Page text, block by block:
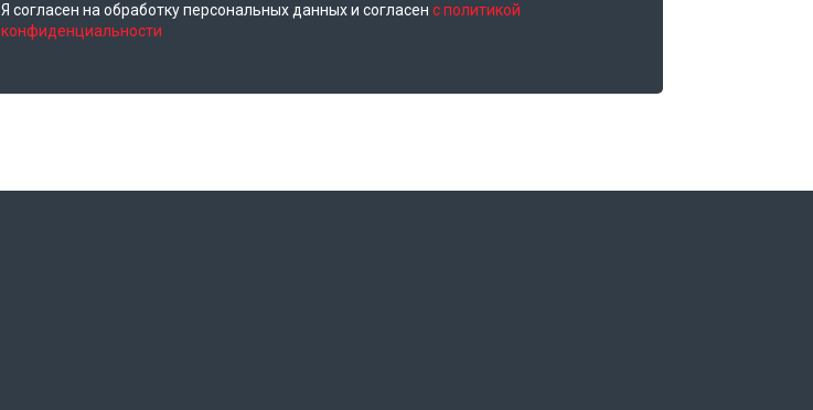
Я согласен на обработку персональных данных и согласен с политикой
конфиденциальности